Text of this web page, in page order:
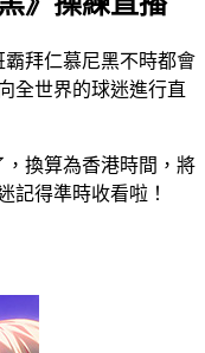
拜仁慕尼黑不時都會
全世界的球迷進行直
換算為香港時間，將
記得準時收看啦！